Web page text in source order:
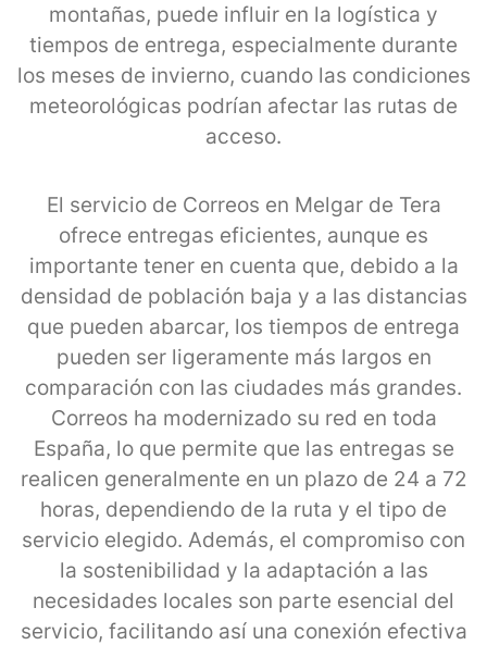
montañas, puede influir en la logística y
tiempos de entrega, especialmente durante
los meses de invierno, cuando las condiciones
meteorológicas podrían afectar las rutas de
acceso.
El servicio de Correos en Melgar de Tera
ofrece entregas eficientes, aunque es
importante tener en cuenta que, debido a la
densidad de población baja y a las distancias
que pueden abarcar, los tiempos de entrega
pueden ser ligeramente más largos en
comparación con las ciudades más grandes.
Correos ha modernizado su red en toda
España, lo que permite que las entregas se
realicen generalmente en un plazo de 24 a 72
horas, dependiendo de la ruta y el tipo de
servicio elegido. Además, el compromiso con
la sostenibilidad y la adaptación a las
necesidades locales son parte esencial del
servicio, facilitando así una conexión efectiva